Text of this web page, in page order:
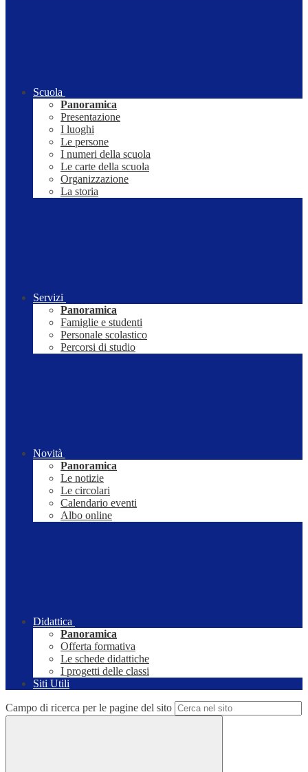
Scuola
Panoramica
Presentazione
I luoghi
Le persone
I numeri della scuola
Le carte della scuola
Organizzazione
La storia
Servizi
Panoramica
Famiglie e studenti
Personale scolastico
Percorsi di studio
Novità
Panoramica
Le notizie
Le circolari
Calendario eventi
Albo online
Didattica
Panoramica
Offerta formativa
Le schede didattiche
I progetti delle classi
Siti Utili
Campo di ricerca per le pagine del sito